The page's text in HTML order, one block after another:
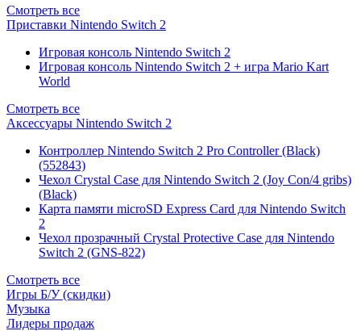
Смотреть все
Приставки Nintendo Switch 2
Игровая консоль Nintendo Switch 2
Игровая консоль Nintendo Switch 2 + игра Mario Kart
World
Смотреть все
Аксессуары Nintendo Switch 2
Контроллер Nintendo Switch 2 Pro Controller (Black)
(552843)
Чехол Сrystal Сase для Nintendo Switch 2 (Joy Con/4 gribs)
(Black)
Карта памяти microSD Express Card для Nintendo Switch
2
Чехол прозрачный Crystal Protective Case для Nintendo
Switch 2 (GNS-822)
Смотреть все
Игры Б/У (скидки)
Музыка
Лидеры продаж